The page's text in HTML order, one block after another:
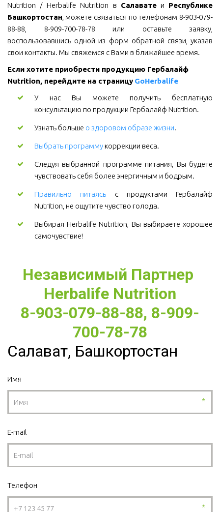
Nutrition / Herbalife Nutrition в Салаватеи Республике
Башкортостан , можете связаться по телефонам 8-903-079-
88-88, 8-909-700-78-78 или оставьте заявку,
воспользовавшись одной из форм обратной связи, указав
свои контакты. Мы свяжемся с Вами в ближайшее время.
Если хотите приобрести продукцию Гербалайф
Nutrition, перейдите на страницу GoHerbalife
У нас Вы можете получить бесплатную
консультацию по продукции Гербалайф Nutrition.
Узнать больше о здоровом образе жизни.
Выбрать программукоррекции веса.
Следуя выбранной программе питания, Вы будете
чувствовать себя более энергичным и бодрым.
Правильно питаясь с продуктами Гербалайф
Nutrition, не ощутите чувство голода.
Выбирая Herbalife Nutrition, Вы выбираете хорошее
самочувствие!
Независимый Партнер
Herbalife Nutrition
8-903-079-88-88, 8-909-
700-78-78
Салават, Башкортостан
Имя
*
E-mail
Телефон
*